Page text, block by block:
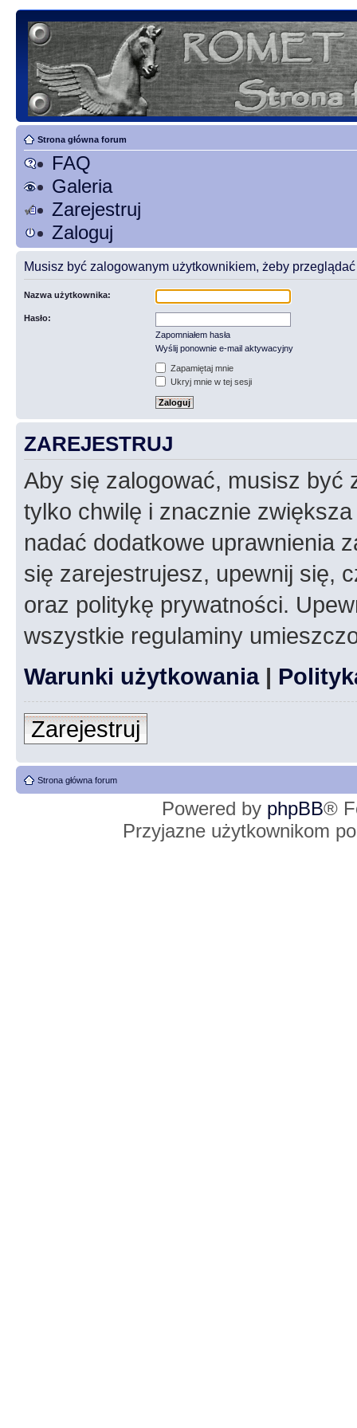
Strona główna forum
FAQ
Galeria
Zarejestruj
Zaloguj
Musisz być zalogowanym użytkownikiem, żeby przeglądać
Nazwa użytkownika:
Hasło:
Zapomniałem hasła
Wyślij ponownie e-mail aktywacyjny
Zapamiętaj mnie
Ukryj mnie w tej sesji
ZAREJESTRUJ
Aby się zalogować, musisz być
tylko chwilę i znacznie
nadać dodatkowe uprawnienia
się zarejestrujesz, upewnij się,
oraz politykę prywatności.
wszystkie regulaminy
Warunki użytkowania|
Zarejestruj
Strona główna forum
Powered by phpBB®
Przyjazne użytkownikom